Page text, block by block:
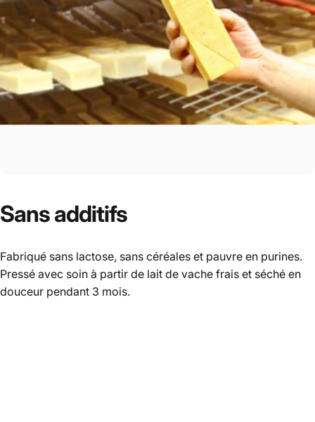
Sansadditifs
Fabriqué sans lactose, sans céréales et pauvre en purines.
Pressé avec soin à partir de lait de vache frais et séché en
douceur pendant 3 mois.